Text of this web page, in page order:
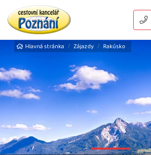
Hlavná stránka Zájazdy Rakúsko